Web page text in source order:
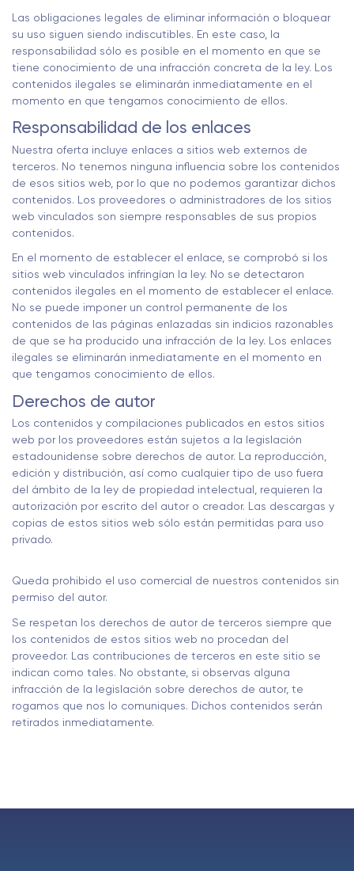
Las obligaciones legales de eliminar información o bloquear
su uso siguen siendo indiscutibles. En este caso, la
responsabilidad sólo es posible en el momento en que se
tiene conocimiento de una infracción concreta de la ley. Los
contenidos ilegales se eliminarán inmediatamente en el
momento en que tengamos conocimiento de ellos.
Responsabilidad de los enlaces
Nuestra oferta incluye enlaces a sitios web externos de
terceros. No tenemos ninguna influencia sobre los contenidos
de esos sitios web, por lo que no podemos garantizar dichos
contenidos. Los proveedores o administradores de los sitios
web vinculados son siempre responsables de sus propios
contenidos.
En el momento de establecer el enlace, se comprobó si los
sitios web vinculados infringían la ley. No se detectaron
contenidos ilegales en el momento de establecer el enlace.
No se puede imponer un control permanente de los
contenidos de las páginas enlazadas sin indicios razonables
de que se ha producido una infracción de la ley. Los enlaces
ilegales se eliminarán inmediatamente en el momento en
que tengamos conocimiento de ellos.
Derechos de autor
Los contenidos y compilaciones publicados en estos sitios
web por los proveedores están sujetos a la legislación
estadounidense sobre derechos de autor. La reproducción,
edición y distribución, así como cualquier tipo de uso fuera
del ámbito de la ley de propiedad intelectual, requieren la
autorización por escrito del autor o creador. Las descargas y
copias de estos sitios web sólo están permitidas para uso
privado.
Queda prohibido el uso comercial de nuestros contenidos sin
permiso del autor.
Se respetan los derechos de autor de terceros siempre que
los contenidos de estos sitios web no procedan del
proveedor. Las contribuciones de terceros en este sitio se
indican como tales. No obstante, si observas alguna
infracción de la legislación sobre derechos de autor, te
rogamos que nos lo comuniques. Dichos contenidos serán
retirados inmediatamente.